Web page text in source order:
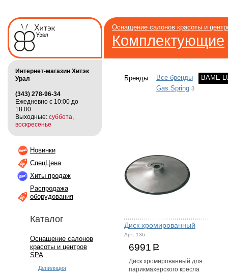
Оснащение салонов красоты и
Комплектующие
Интернет-магазин Хитэк
Урал
(343) 278-96-34
Ежедневно с 10:00 до
18:00
Выходные: суббота
воскресенье
Новинки
СпецЦена
Хиты продаж
Распродажа
оборудования
Каталог
Оснащение салонов
красоты и центров
SPA
Депиляция
Бренды: Все бренды
BAME
Gas Spring 3
Диск хромированный
Арт. 136
6991 Р
Диск хромированный для
парикмахерского кресла